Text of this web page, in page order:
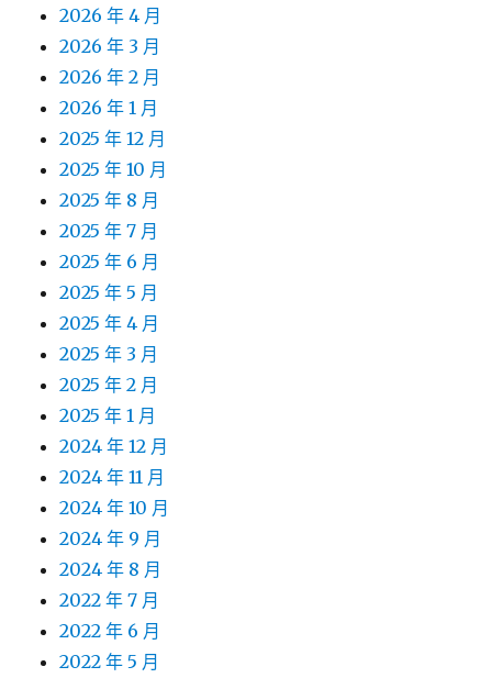
2026 年 4 月
2026 年 3 月
2026 年 2 月
2026 年 1 月
2025 年 12 月
2025 年 10 月
2025 年 8 月
2025 年 7 月
2025 年 6 月
2025 年 5 月
2025 年 4 月
2025 年 3 月
2025 年 2 月
2025 年 1 月
2024 年 12 月
2024 年 11 月
2024 年 10 月
2024 年 9 月
2024 年 8 月
2022 年 7 月
2022 年 6 月
2022 年 5 月